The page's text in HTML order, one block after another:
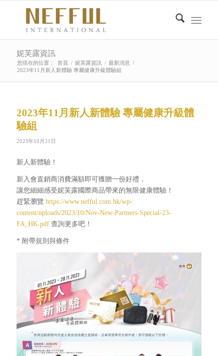
妮芙露資訊
您現在的位置： 首頁 / 妮芙露資訊 / 最新消息
/
2023年11月新人新體驗 專屬健康升級體驗組
2023年11月新人新體驗 專屬健康升級體
驗組
2023年10月31日
新人新體驗！
新入會直銷商消費滿額即可獲贈一份好禮，
讓您細細感受妮芙露國際商品帶來的無限健康體驗！
趕緊瀏覽 https://www.nefful.com.hk/wp-
content/uploads/2023/10/Nov-New-Partners-Special-23-
FA_HK.pdf查詢更多吧！
* 附帶規則與條件